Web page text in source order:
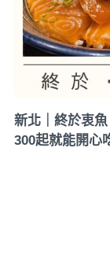
新北｜終於衷
300起就能開心